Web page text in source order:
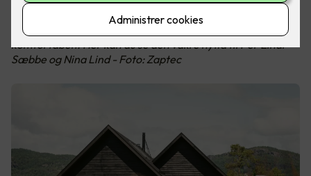
Med egen ladeboks på hytta unngår du ladekø og
rekkeviddeangst. Elbillading på hytta har aldri vært mer
komfortabelt. Her kan du se den vakre hytta til Per Einar
Sæbbe og Nina Lind - Foto: Zaptec